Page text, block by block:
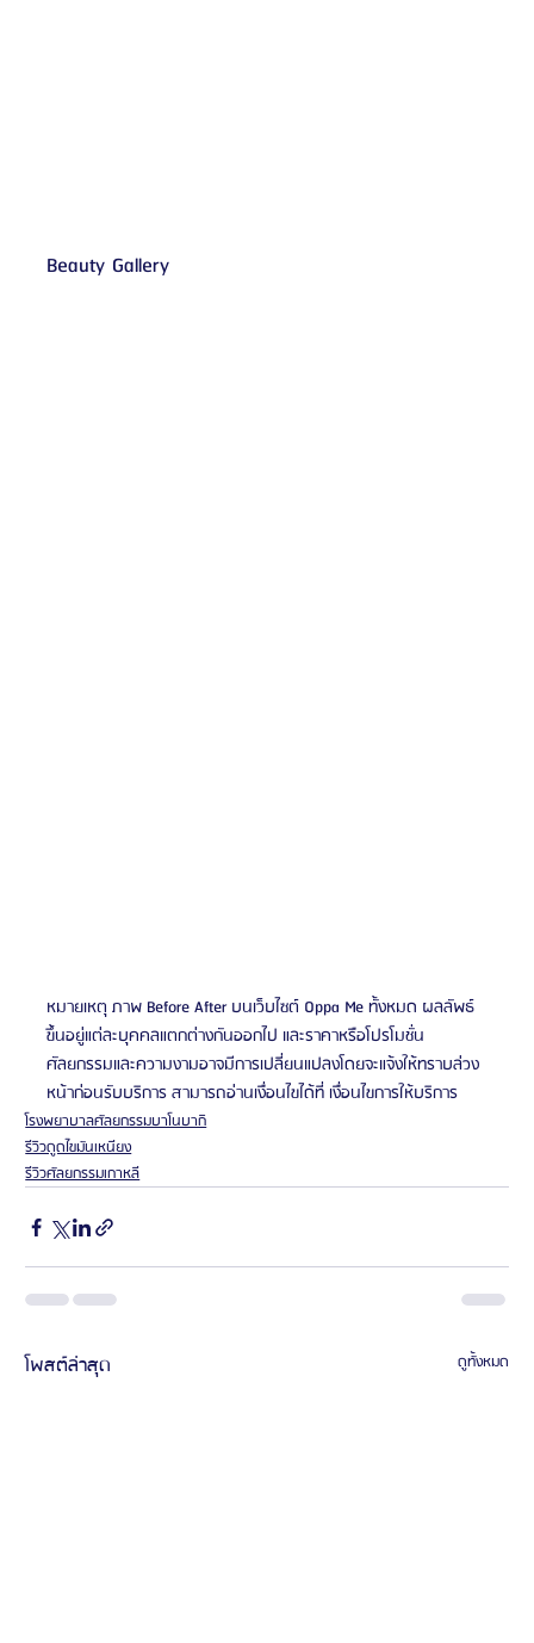
Beauty Gallery
หมายเหตุ ภาพ Before After บนเว็บไซต์ Oppa Me ทั้งหมด ผลลัพธ์
ขึ้นอยู่แต่ละบุคคลแตกต่างกันออกไป และราคาหรือโปรโมชั่น
ศัลยกรรมและความงามอาจมีการเปลี่ยนแปลงโดยจะแจ้งให้ทราบล่วง
หน้าก่อนรับบริการ สามารถอ่านเงื่อนไขได้ที่ เงื่อนไขการให้บริการ
โรงพยาบาลศัลยกรรมบาโนบากิ
รีวิวดูดไขมันเหนียง
รีวิวศัลยกรรมเกาหลี
โพสต์ล่าสุด ดูทั้งหมด